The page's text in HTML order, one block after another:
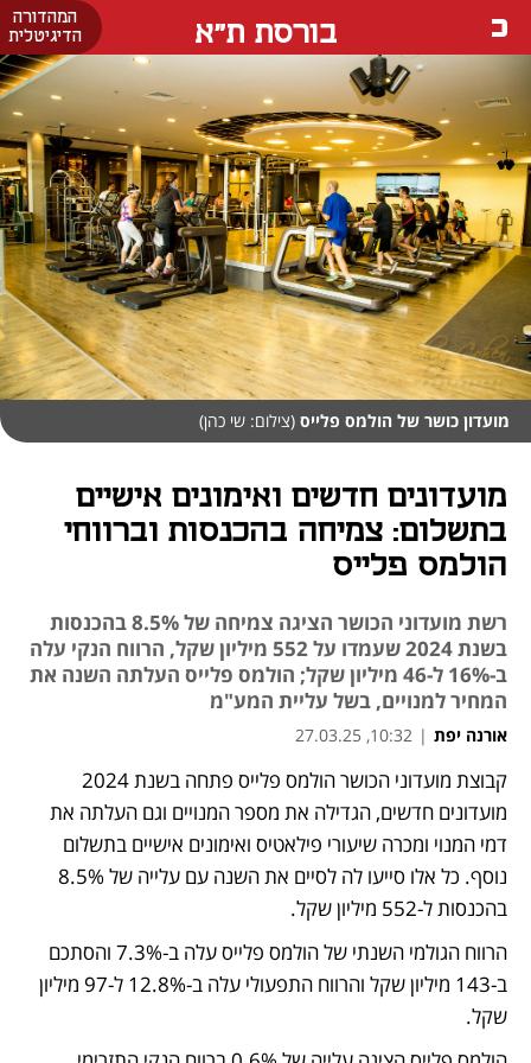
המהדורה
הדיגיטלית
בורסת ת"א
מועדון כושר של הולמס פלייס (צילום: שי כהן)
מועדונים חדשים ואימונים אישיים
בתשלום: צמיחה בהכנסות וברווחי
הולמס פלייס
רשת מועדוני הכושר הציגה צמיחה של 8.5% בהכנסות
בשנת 2024 שעמדו על 552 מיליון שקל, הרווח הנקי עלה
ב-16% ל-46 מיליון שקל; הולמס פלייס העלתה השנה את
המחיר למנויים, בשל עליית המע"מ
אורנה יפת |
10:32, 27.03.25
בהכנסות ל-552 מיליון שקל.
שקל.